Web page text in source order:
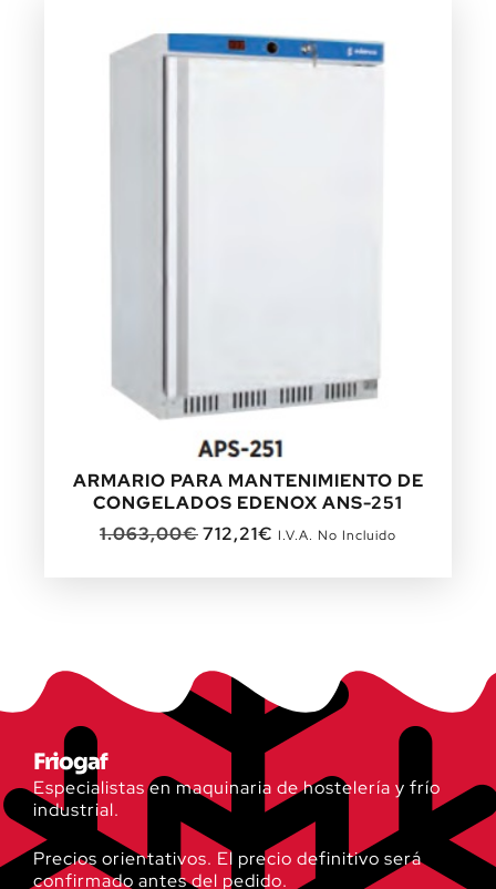
ARMARIO PARA MANTENIMIENTO DE
CONGELADOS EDENOX ANS-251
1.063,00€712,21€ I.V.A. No Incluido
Friogaf
Especialistas en maquinaria de hostelería y frío
industrial.
Precios orientativos. El precio definitivo será
confirmado antes del pedido.